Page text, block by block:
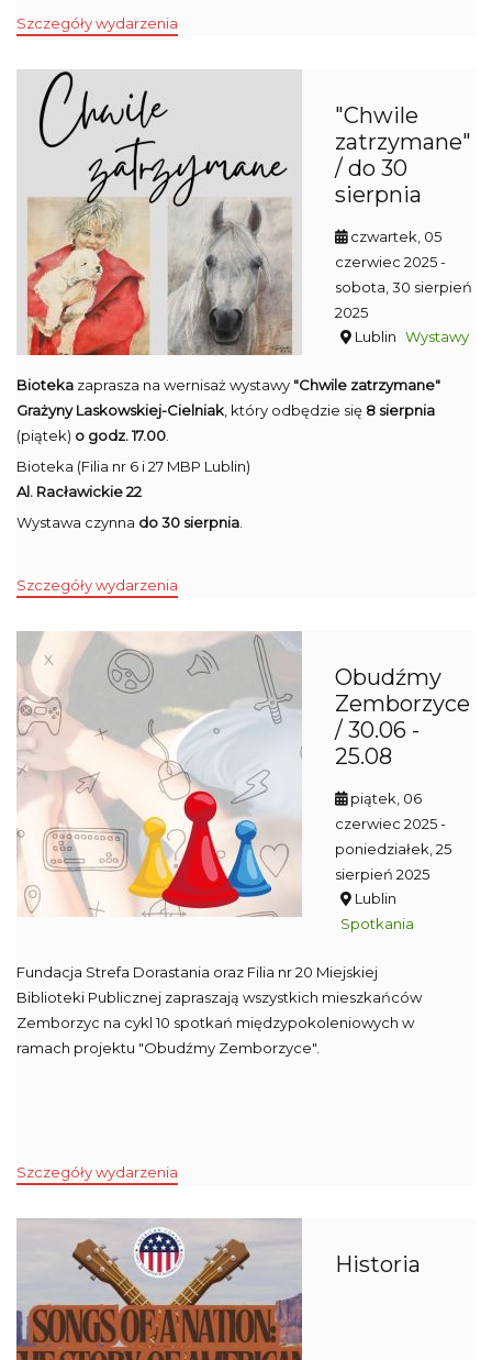
Szczegóły wydarzenia
"Chwile
zatrzymane"
/ do 30
sierpnia
czwartek, 05
czerwiec 2025-
sobota, 30 sierpień
2025
Lublin Wystawy
Bioteka zaprasza na wernisaż wystawy "Chwile zatrzymane"
Grażyny Laskowskiej-Cielniak , który odbędzie się 8 sierpnia
(piątek) o godz. 17.00
Bioteka (Filia nr 6 i 27 MBP Lublin)
Al. Racławickie 22
Wystawa czynna do 30 sierpnia
Szczegóły wydarzenia
Obudźmy
Zemborzyce
/ 30.06 -
25.08
piątek, 06
czerwiec 2025-
poniedziałek, 25
sierpień 2025
Lublin
Spotkania
Fundacja Strefa Dorastania oraz Filia nr 20 Miejskiej
Biblioteki Publicznej zapraszają wszystkich mieszkańców
Zemborzyc na cykl 10 spotkań międzypokoleniowych w
ramach projektu "Obudźmy Zemborzyce".
Szczegóły wydarzenia
Historia